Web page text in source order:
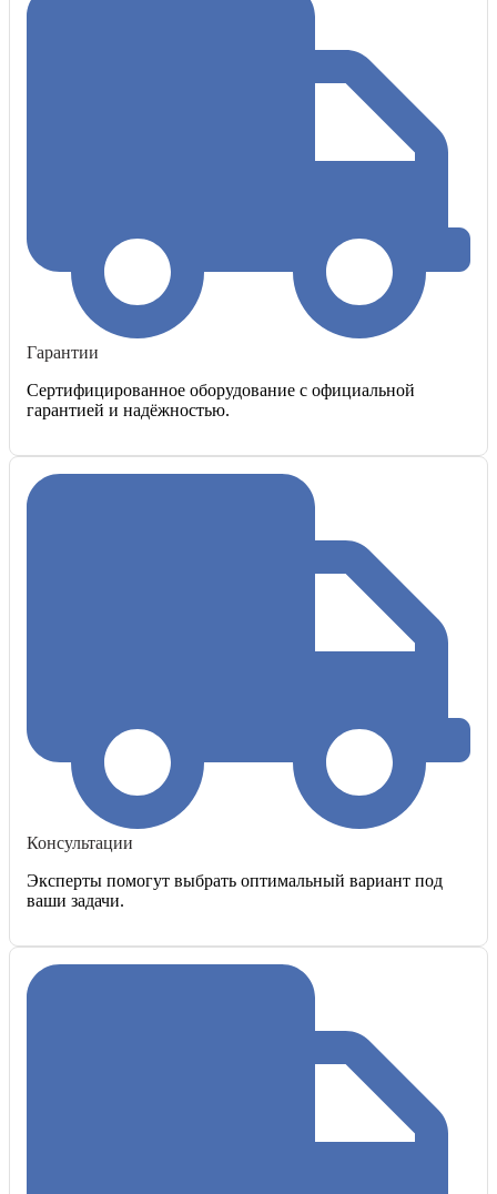
Гарантии
Сертифицированное оборудование с официальной
гарантией и надёжностью.
Консультации
Эксперты помогут выбрать оптимальный вариант под
ваши задачи.